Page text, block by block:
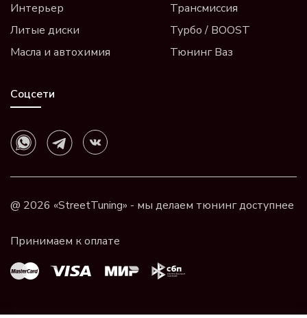
Интерьер
Литые диски
Масла и автохимия
Трансмиссия
Турбо / BOOST
Тюнинг Ваз
Соцсети
@ 2026 «StreetTuning» - мы делаем тюнинг доступнее